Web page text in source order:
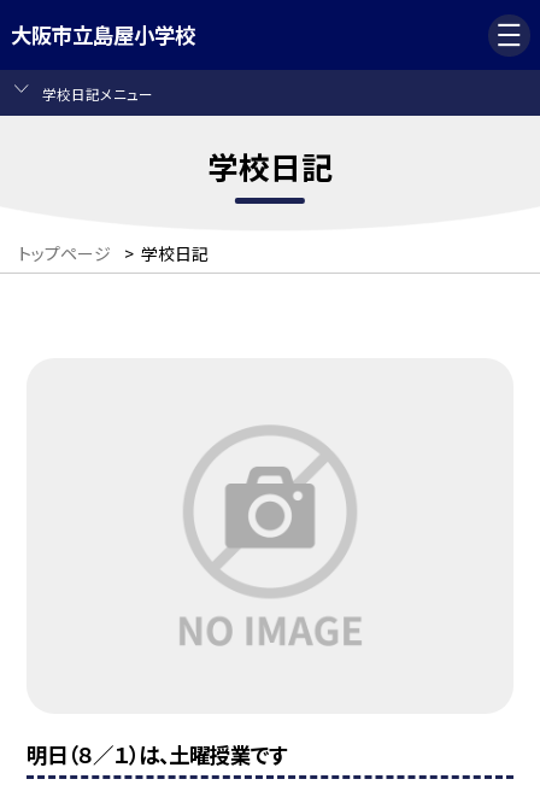
大阪市立島屋小学校
学校日記メニュー
学校日記
トップページ > 学校日記
明日（８／１）は、土曜授業です